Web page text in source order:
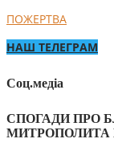
ПОЖЕРТВА
НАШ ТЕЛЕГРАМ
Соц.медіа
СПОГАДИ ПРО
МИТРОПОЛИТА